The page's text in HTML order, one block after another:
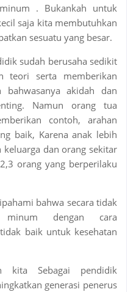
. Bukankah untuk
saja kita membutuhkan
sesuatu yang besar.
sudah berusaha sedikit
teori serta memberikan
bahwasanya akidah dan
Namun orang tua
contoh, arahan
baik, Karena anak lebih
dan orang sekitar
orang yang berperilaku
bahwa secara tidak
dengan cara
baik untuk kesehatan
Sebagai pendidik
generasi penerus